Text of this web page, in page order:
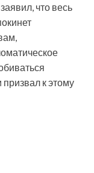
что весь
к этому